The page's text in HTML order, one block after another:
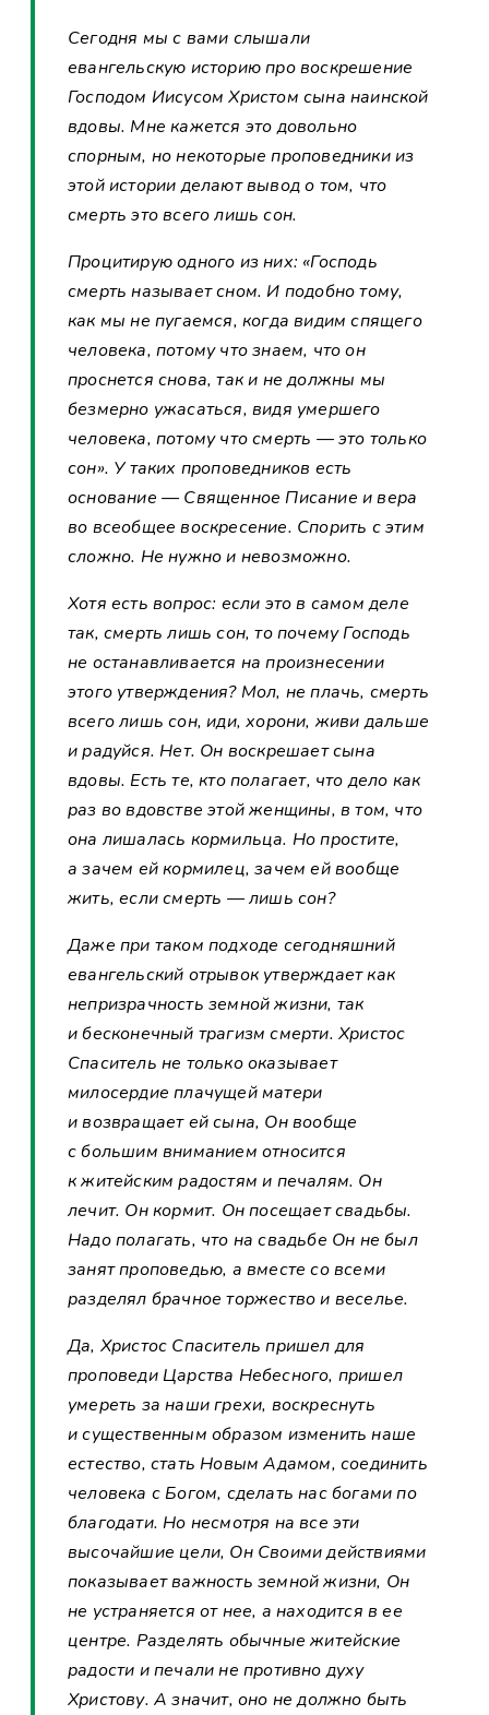
Сегодня мы с вами слышали
евангельскую историю про воскрешение
Господом Иисусом Христом сына наинской
вдовы. Мне кажется это довольно
спорным, но некоторые проповедники из
этой истории делают вывод о том, что
смерть это всего лишь сон.
Процитирую одного из них: «Господь
смерть называет сном. И подобно тому,
как мы не пугаемся, когда видим спящего
человека, потому что знаем, что он
проснется снова, так и не должны мы
безмерно ужасаться, видя умершего
человека, потому что смерть — это только
сон». У таких проповедников есть
основание — Священное Писание и вера
во всеобщее воскресение. Спорить с этим
сложно. Не нужно и невозможно.
Хотя есть вопрос: если это в самом деле
так, смерть лишь сон, то почему Господь
не останавливается на произнесении
этого утверждения? Мол, не плачь, смерть
всего лишь сон, иди, хорони, живи дальше
и радуйся. Нет. Он воскрешает сына
вдовы. Есть те, кто полагает, что дело как
раз во вдовстве этой женщины, в том, что
она лишалась кормильца. Но простите,
а зачем ей кормилец, зачем ей вообще
жить, если смерть — лишь сон?
Даже при таком подходе сегодняшний
евангельский отрывок утверждает как
непризрачность земной жизни, так
и бесконечный трагизм смерти. Христос
Спаситель не только оказывает
милосердие плачущей матери
и возвращает ей сына, Он вообще
с большим вниманием относится
к житейским радостям и печалям. Он
лечит. Он кормит. Он посещает свадьбы.
Надо полагать, что на свадьбе Он не был
занят проповедью, а вместе со всеми
разделял брачное торжество и веселье.
Да, Христос Спаситель пришел для
проповеди Царства Небесного, пришел
умереть за наши грехи, воскреснуть
и существенным образом изменить наше
естество, стать Новым Адамом, соединить
человека с Богом, сделать нас богами по
благодати. Но несмотря на все эти
высочайшие цели, Он Своими действиями
показывает важность земной жизни, Он
не устраняется от нее, а находится в ее
центре. Разделять обычные житейские
радости и печали не противно духу
Христову. А значит, оно не должно быть